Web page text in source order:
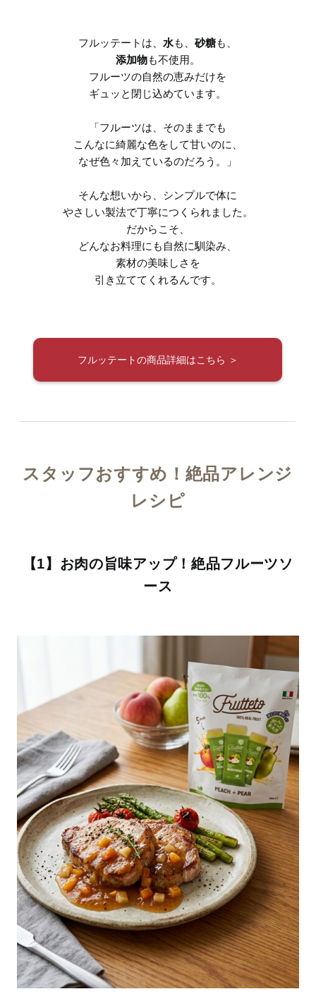
フルッテートは、水も、砂糖も、
添加物も不使用。
フルーツの自然の恵みだけを
ギュッと閉じ込めています。
「フルーツは、そのままでも
こんなに綺麗な色をして甘いのに、
なぜ色々加えているのだろう。」
そんな想いから、シンプルで体に
やさしい製法で丁寧につくられました。
だからこそ、
どんなお料理にも自然に馴染み、
素材の美味しさを
引き立ててくれるんです。
フルッテートの商品詳細はこちら ＞
スタッフおすすめ！絶品アレンジ
レシピ
【1】お肉の旨味アップ！絶品フルーツソ
ース